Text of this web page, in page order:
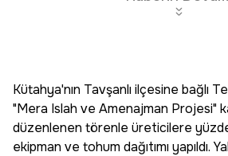
Kütahya'nın Tavşanlı ilçesine bağlı
"Mera Islah ve Amenajman Projesi"
düzenlenen törenle üreticilere
ekipman ve tohum dağıtımı yapıldı.